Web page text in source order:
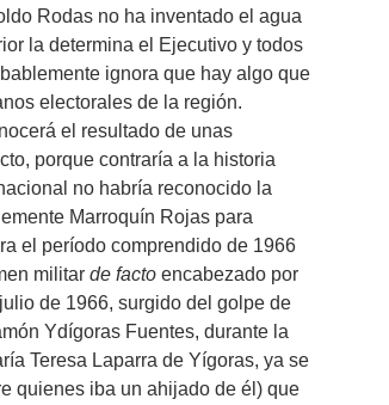
Rodas no ha inventado el agua
la determina el Ejecutivo y todos
ignora que hay algo que
electorales de la región.
el resultado de unas
porque contraría a la historia
no habría reconocido la
Marroquín Rojas para
el período comprendido de 1966
militar de facto encabezado por
de 1966, surgido del golpe de
Ydígoras Fuentes, durante la
Teresa Laparra de Yígoras, ya se
quienes iba un ahijado de él) que